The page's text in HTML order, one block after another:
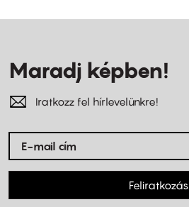
Maradj képben!
Iratkozz fel hírlevelünkre!
Feliratkozás